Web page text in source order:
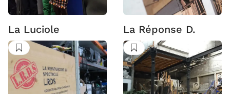
La Luciole La Réponse D.
Suivre Suivre